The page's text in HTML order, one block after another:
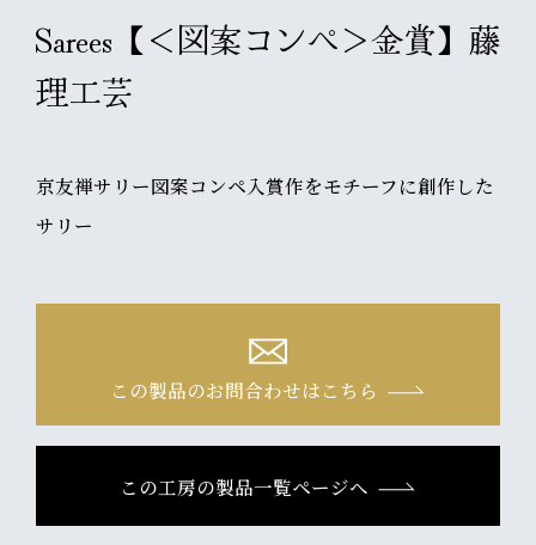
Sarees【＜図案コンペ＞金賞】藤
理工芸
京友禅サリー図案コンペ入賞作をモチーフに創作した
サリー
この製品のお問合わせはこちら
この工房の製品一覧ページへ